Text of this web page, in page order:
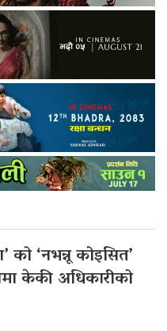
को ‘नभन्नू कोइसित’
केकी अधिकारीको